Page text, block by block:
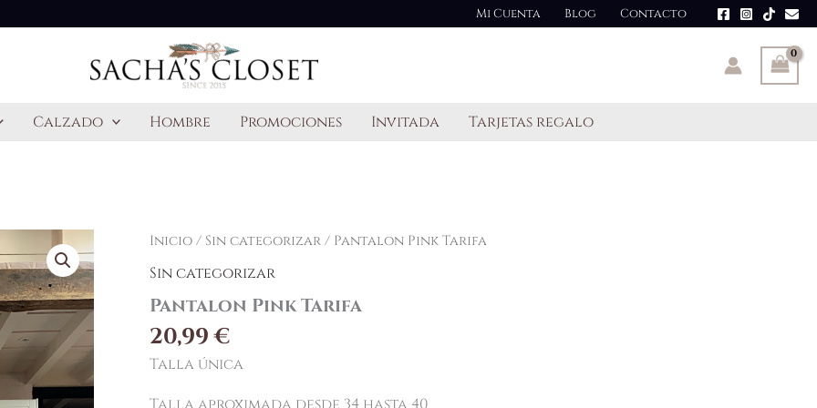
Mi Cuenta Blog Contacto
Calzado Hombre Promociones Invitada Tarjetas regalo
Inicio/ Sin categorizar/ Pantalon Pink Tarifa
Sin categorizar
Pantalon Pink Tarifa
20,99€
Talla única